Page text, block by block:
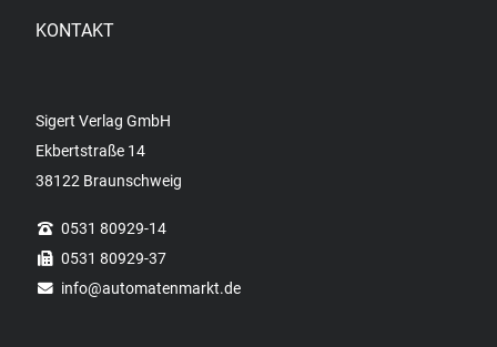
KONTAKT
Sigert Verlag GmbH
Ekbertstraße 14
38122 Braunschweig
0531 80929-14
0531 80929-37
info@automatenmarkt.de